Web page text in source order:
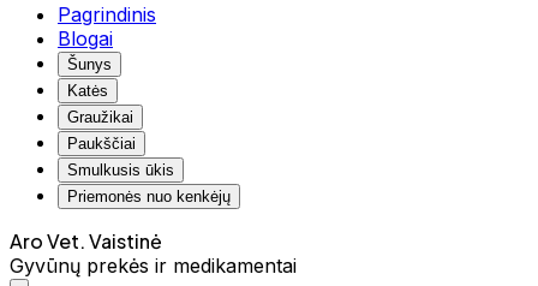
Pagrindinis
Blogai
Šunys
Katės
Graužikai
Paukščiai
Smulkusis ūkis
Priemonės nuo kenkėjų
Aro Vet. Vaistinė
Gyvūnų prekės ir medikamentai